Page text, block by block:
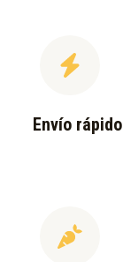
Envío rápido